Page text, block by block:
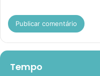
Tempo